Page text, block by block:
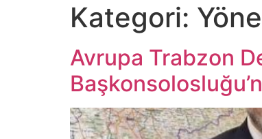
Kategori:
Avrupa Trabzon